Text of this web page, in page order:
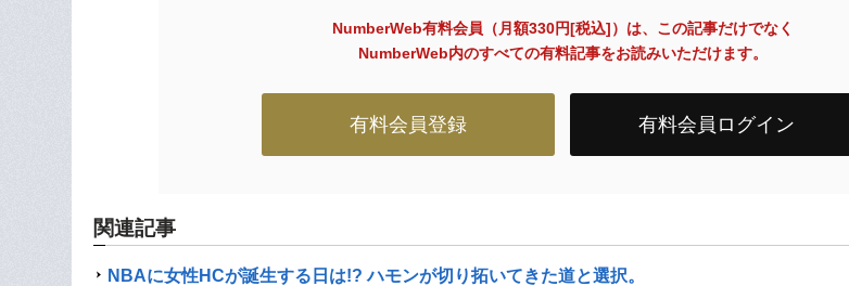
NumberWeb有料会員（月額330円[税込]）は、この記事だけでなく
NumberWeb内のすべての有料記事をお読みいただけます。
有料会員登録 有料会員ログイン
関連記事
NBAに女性HCが誕生する日は!? ハモンが切り拓いてきた道と選択。